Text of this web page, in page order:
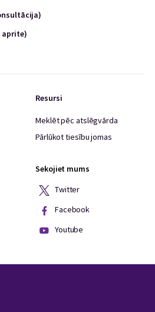
aprite)
Resursi
Meklēt pēc atslēgvārda
Pārlūkot tiesību jomas
Sekojiet mums
Twitter
Facebook
Youtube